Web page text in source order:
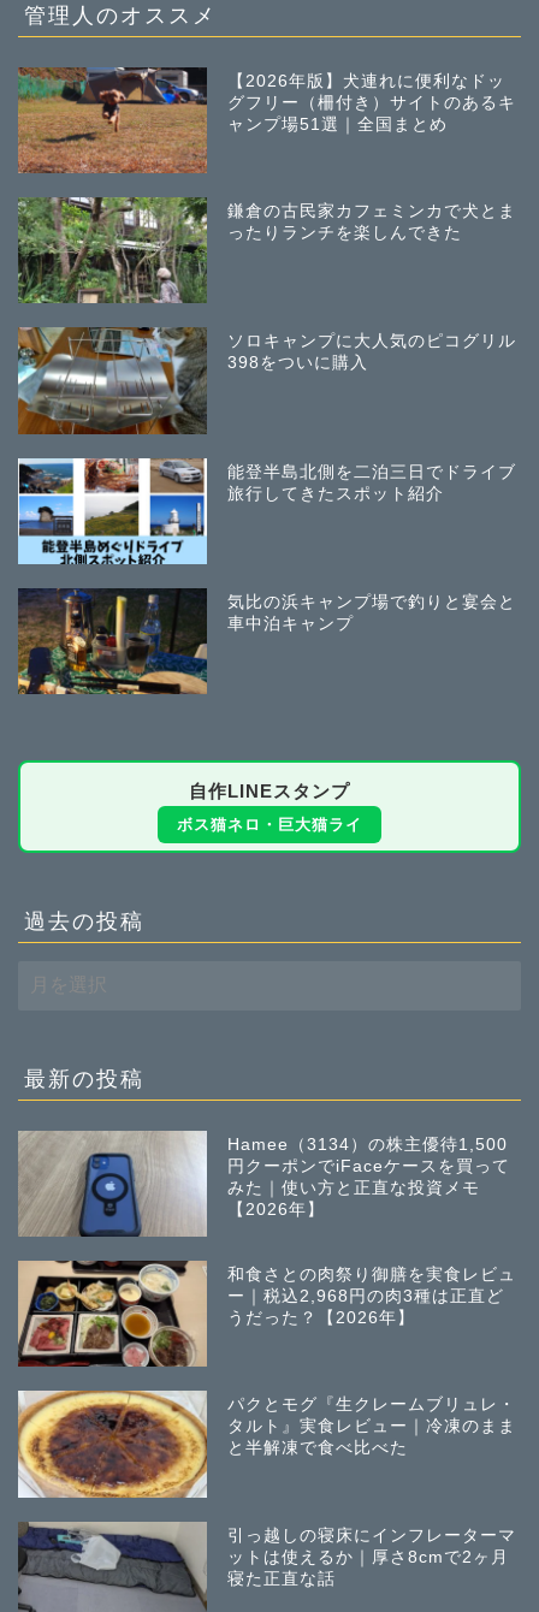
管理人のオススメ
【2026年版】犬連れに便利なドッ
グフリー（柵付き）サイトのあるキ
ャンプ場51選｜全国まとめ
鎌倉の古民家カフェミンカで犬とま
ったりランチを楽しんできた
ソロキャンプに大人気のピコグリル
398をついに購入
能登半島北側を二泊三日でドライブ
旅行してきたスポット紹介
気比の浜キャンプ場で釣りと宴会と
車中泊キャンプ
自作LINEスタンプ
ボス猫ネロ・巨大猫ライ
過去の投稿
去
稿
最新の投稿
Hamee（3134）の株主優待1,500
円クーポンでiFaceケースを買って
みた｜使い方と正直な投資メモ
【2026年】
和食さとの肉祭り御膳を実食レビュ
ー｜税込2,968円の肉3種は正直ど
うだった？【2026年】
パクとモグ『生クレームブリュレ・
タルト』実食レビュー｜冷凍のまま
と半解凍で食べ比べた
引っ越しの寝床にインフレーターマ
ットは使えるか｜厚さ8cmで2ヶ月
寝た正直な話